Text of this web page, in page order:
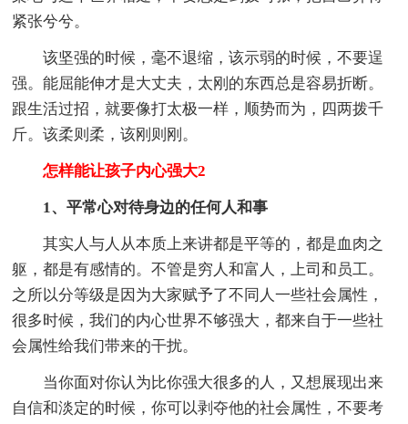
紧张兮兮。
该坚强的时候，毫不退缩，该示弱的时候，不要逞
强。能屈能伸才是大丈夫，太刚的东西总是容易折断。
跟生活过招，就要像打太极一样，顺势而为，四两拨千
斤。该柔则柔，该刚则刚。
怎样能让孩子内心强大2
1、平常心对待身边的任何人和事
其实人与人从本质上来讲都是平等的，都是血肉之
躯，都是有感情的。不管是穷人和富人，上司和员工。
之所以分等级是因为大家赋予了不同人一些社会属性，
很多时候，我们的内心世界不够强大，都来自于一些社
会属性给我们带来的干扰。
当你面对你认为比你强大很多的人，又想展现出来
自信和淡定的时候，你可以剥夺他的社会属性，不要考